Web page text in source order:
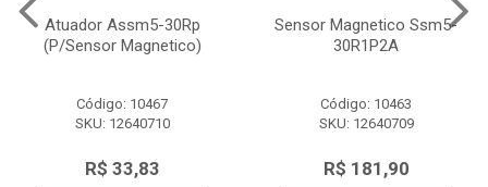
Atuador Assm5-30Rp
(P/Sensor Magnetico)
Código: 10467
SKU: 12640710
R$ 33,83
Sensor Magnetico Ssm5-
30R1P2A
Código: 10463
SKU: 12640709
R$ 181,90